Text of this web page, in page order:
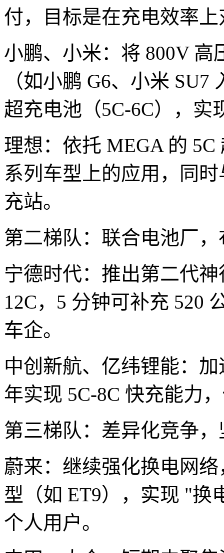
付，目标是在充电效率
小鹏、小米：将 800V 高
（如小鹏 G6、小米
超充电池（5C-6C），实
理想：依托 MEGA 的
系列车型上的应用，同
充站。
第二梯队：联合电池厂
宁德时代：推出第二代
12C，5 分钟可补充 520
车企。
中创新航、亿纬锂能：
年实现 5C-8C 快充能力
第三梯队：差异化竞争
蔚来：继续强化换电网
型（如 ET9），实现 "换
个人用户。